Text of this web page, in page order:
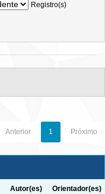
Registro(s)
Anterior 1 Próximo
Autor(es) Orientador(es)